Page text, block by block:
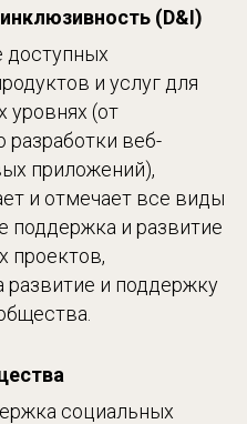
(D&I)
доступных
и услуг для
уровнях (от
разработки веб-
приложений),
и отмечает все виды
поддержка и развитие
проектов,
развитие и поддержку
социальных